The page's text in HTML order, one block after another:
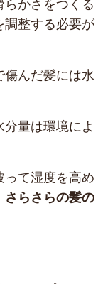
整する必要が
んだ髪には水
量は環境によ
て湿度を高め
らさらの髪の